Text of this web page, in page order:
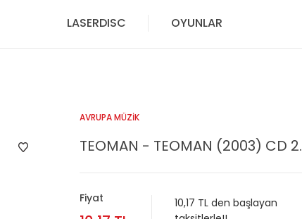
LASERDISC OYUNLAR
AVRUPA MÜZİK
TEOMAN - TEOMAN (2003) CD
Fiyat
10,17 TL den başlayan